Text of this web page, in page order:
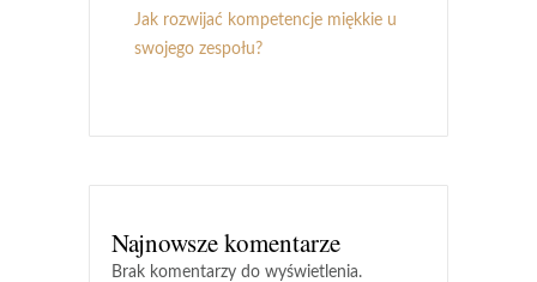
Jak rozwijać kompetencje miękkie u
swojego zespołu?
Najnowsze komentarze
Brak komentarzy do wyświetlenia.